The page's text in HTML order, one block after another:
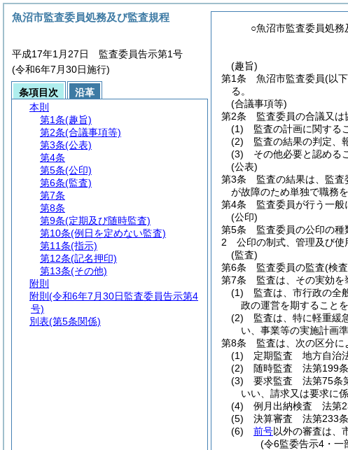
○魚沼市監査委員処務
(趣旨)
第1条
魚沼市監査委員(以
る。
(合議事項等)
第2条
監査委員の合議又は
(1)
監査の計画に関する
(2)
監査の結果の判定、
(3)
その他必要と認める
(公表)
第3条
監査の結果は、監査
が故障のため単独で職務
第4条
監査委員が行う一般
(公印)
第5条
監査委員の公印の種
2
公印の制式、管理及び使
(監査)
第6条
監査委員の監査(検
第7条
監査は、その実効を
(1)
監査は、市行政の全
政の運営を期すること
(2)
監査は、特に軽重緩
い、事業等の実施計画
第8条
監査は、次の区分に
(1)
定期監査 地方自治
(2)
随時監査 法第199条
(3)
要求監査 法第75条
いい、請求又は要求に
(4)
例月出納検査 法第
(5)
決算審査 法第233条
(6)
前号以外の審査は、
(令6監委告示4・一
魚沼市監査委員処務及び監査規程
平成17年1月27日 監査委員告示第1号
(令和6年7月30日施行)
条項目次
沿革
本則
第1条(趣旨)
第2条(合議事項等)
第3条(公表)
第4条
第5条(公印)
第6条(監査)
第7条
第8条
第9条(定期及び随時監査)
第10条(例日を定めない監査)
第11条(指示)
第12条(記名押印)
第13条(その他)
附則
附則 (令和6年7月30日監査委員告示第4
号)
別表(第5条関係)